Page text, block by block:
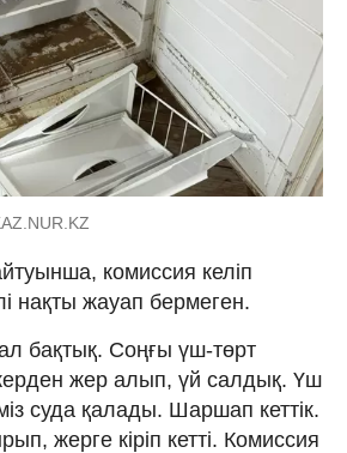
комиссия келіп
нақты жауап бермеген.
бақтық. Соңғы үш-төрт
жер алып, үй салдық. Үш
суда қалады. Шаршап кеттік.
жерге кіріп кетті. Комиссия